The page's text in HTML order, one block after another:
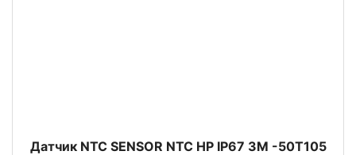
Датчик NTC SENSOR NTC HP IP67 3M -50T105